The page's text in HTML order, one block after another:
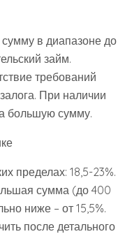
в диапазоне до
займ.
требований
При наличии
большую сумму.
пределах: 18,5-23%.
сумма (до 400
ниже – от 15,5%.
после детального